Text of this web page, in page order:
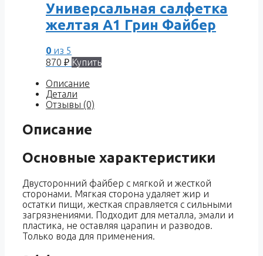
Универсальная салфетка
желтая A1 Грин Файбер
0 из 5
870 ₽ Купить
Описание
Детали
Отзывы (0)
Описание
Основные характеристики
Двусторонний файбер с мягкой и жесткой
сторонами. Мягкая сторона удаляет жир и
остатки пищи, жесткая справляется с сильными
загрязнениями. Подходит для металла, эмали и
пластика, не оставляя царапин и разводов.
Только вода для применения.